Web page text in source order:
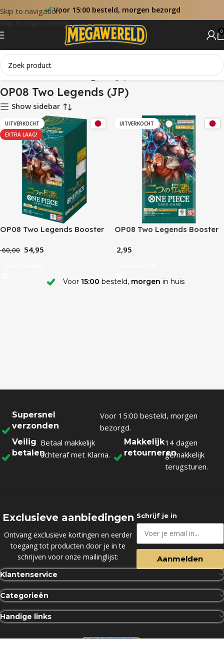
Skip to navigation
Skip to main content
Voor 15:00 besteld, morgen bezorgd
0
Home Sets OP08 Two Legends (JP)
OP08 Two Legends (JP)
Show sidebar
UITVERKOCHT
EXTRA LAAG!
OP08 Two Legends Booster
60,00 54,95
UITVERKOCHT
OP08 Two Legends Booster
2,95
Voor 15:00 besteld, morgen in huis
Supersnel
verzonden
Voor 15:00 besteld, morgen
bezorgd.
Veilig
betalen
Betaal makkelijk
achteraf met Klarna.
Makkelijk
retourneren
14 dagen
gemakkelijk
terugsturen.
Exclusieve aanbiedingen
Ontvang exclusieve kortingen en eerder
toegang tot producten door je in te
schrijven voor onze mailinglijst:
Schrijf je in
Aanmelden
Klantenservice
Categorieën
Handige links